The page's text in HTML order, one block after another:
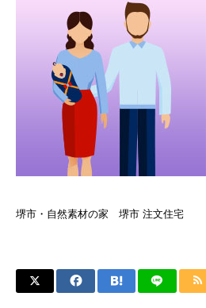
堺市・自然素材の家 堺市 注文住宅